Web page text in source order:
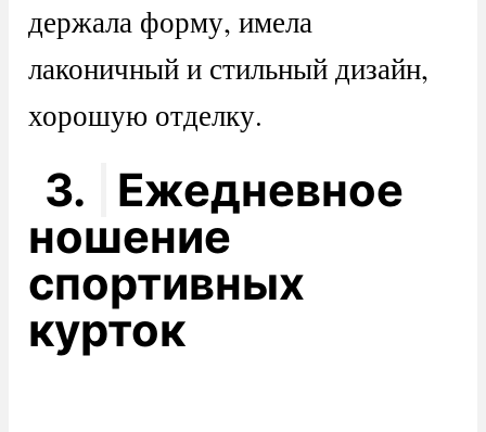
держала форму, имела
лаконичный и стильный дизайн,
хорошую отделку.
3.
Ежедневное
ношение
спортивных
курток